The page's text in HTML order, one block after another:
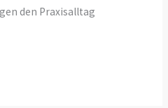
den Praxisalltag